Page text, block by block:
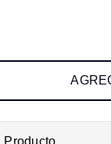
Producto